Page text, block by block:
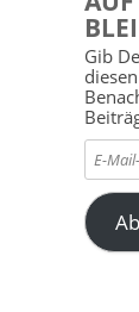
Gib
E-
Mail-